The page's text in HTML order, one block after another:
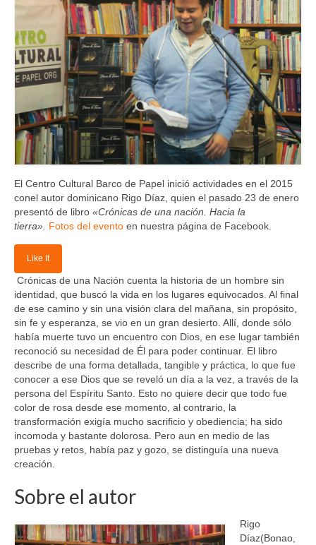
El Centro Cultural Barco de Papel inició actividades en el 2015
conel autor dominicano Rigo Díaz, quien el pasado 23 de enero
presentó de libro «Crónicas de una nación. Hacia la
tierra». Fotos del evento en nuestra página de Facebook.
Like It
Crónicas de una Nación cuenta la historia de un hombre sin
identidad, que buscó la vida en los lugares equivocados. Al final
de ese camino y sin una visión clara del mañana, sin propósito,
sin fe y esperanza, se vio en un gran desierto. Allí, donde sólo
había muerte tuvo un encuentro con Dios, en ese lugar también
reconoció su necesidad de Él para poder continuar. El libro
describe de una forma detallada, tangible y práctica, lo que fue
conocer a ese Dios que se reveló un día a la vez, a través de la
persona del Espíritu Santo. Esto no quiere decir que todo fue
color de rosa desde ese momento, al contrario, la
transformación exigía mucho sacrificio y obediencia; ha sido
incomoda y bastante dolorosa. Pero aun en medio de las
pruebas y retos, había paz y gozo, se distinguía una nueva
creación.
Sobre el autor
Rigo
Díaz(Bonao,